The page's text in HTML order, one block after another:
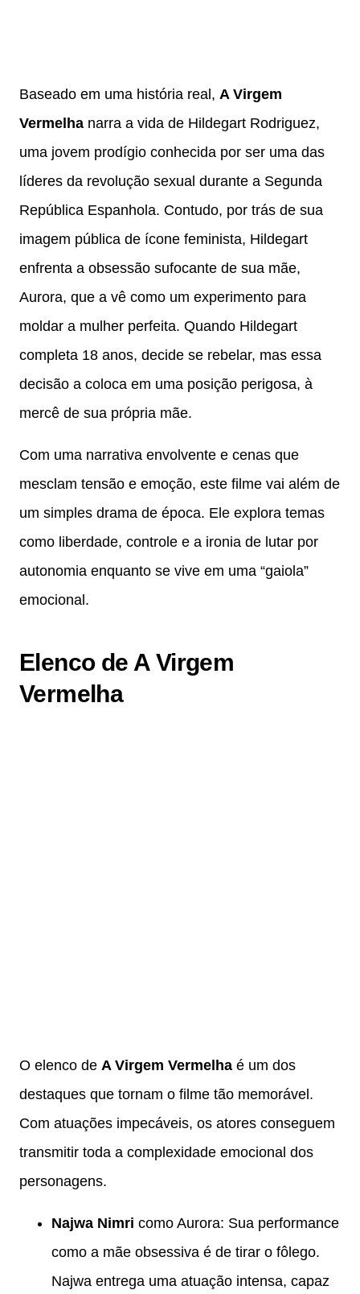
Baseado em uma história real, A Virgem
Vermelha narra a vida de Hildegart Rodriguez,
uma jovem prodígio conhecida por ser uma das
líderes da revolução sexual durante a Segunda
República Espanhola. Contudo, por trás de sua
imagem pública de ícone feminista, Hildegart
enfrenta a obsessão sufocante de sua mãe,
Aurora, que a vê como um experimento para
moldar a mulher perfeita. Quando Hildegart
completa 18 anos, decide se rebelar, mas essa
decisão a coloca em uma posição perigosa, à
mercê de sua própria mãe.
Com uma narrativa envolvente e cenas que
mesclam tensão e emoção, este filme vai além de
um simples drama de época. Ele explora temas
como liberdade, controle e a ironia de lutar por
autonomia enquanto se vive em uma “gaiola”
emocional.
Elenco de A Virgem
Vermelha
O elenco de A Virgem Vermelha é um dos
destaques que tornam o filme tão memorável.
Com atuações impecáveis, os atores conseguem
transmitir toda a complexidade emocional dos
personagens.
Najwa Nimri como Aurora: Sua performance
como a mãe obsessiva é de tirar o fôlego.
Najwa entrega uma atuação intensa, capaz